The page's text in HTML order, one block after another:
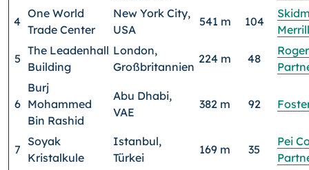
4
One World
Trade Center
New York City,
USA
541 m 104
Merrill
5
The Leadenhall
Building
London,
Großbritannien
224 m 48
6
Burj
Mohammed
Bin Rashid
Abu Dhabi,
VAE
382 m 92
7
Soyak
Kristalkule
Istanbul,
Türkei
169 m 35
Pei